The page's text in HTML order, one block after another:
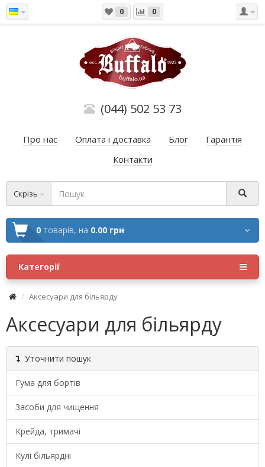
0 0
(044) 502 53 73
Про нас Оплата і доставка Блог
Гарантія
Контакти
Скрізь
0 товарів, на 0.00 грн
Категорії
Аксесуари для більярду
Аксесуари для більярду
Уточнити пошук
Гума для бортів
Засоби для чищення
Крейда, тримачі
Кулі більярдні